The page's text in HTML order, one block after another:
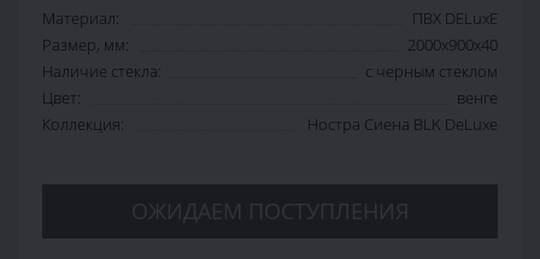
Материал:
ПВХ DELuxE
Размер, мм:
2000x900x40
Наличие стекла:
с черным стеклом
Цвет:
венге
Коллекция:
Ностра Сиена BLK DeLuxe
ОЖИДАЕМ ПОСТУПЛЕНИЯ